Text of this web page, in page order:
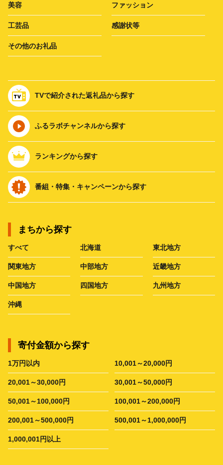
美容 ファッション
工芸品 感謝状等
その他のお礼品
TVで紹介された返礼品から探す
ふるラボチャンネルから探す
ランキングから探す
番組・特集・キャンペーンから探す
まちから探す
すべて 北海道 東北地方
関東地方 中部地方 近畿地方
中国地方 四国地方 九州地方
沖縄
寄付金額から探す
1万円以内 10,001～20,000円
20,001～30,000円 30,001～50,000円
50,001～100,000円 100,001～200,000円
200,001～500,000円 500,001～1,000,000円
1,000,001円以上